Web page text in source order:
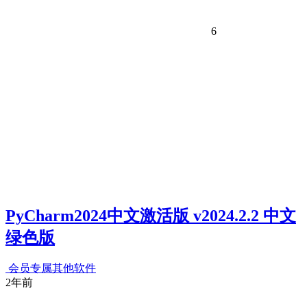
6
PyCharm2024中文激活版 v2024.2.2 中文
绿色版
会员专属其他软件
2年前